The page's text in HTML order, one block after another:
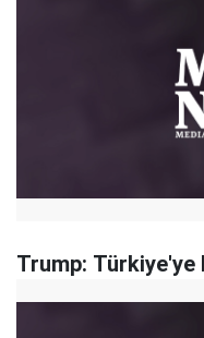
Trump: Türkiye'ye